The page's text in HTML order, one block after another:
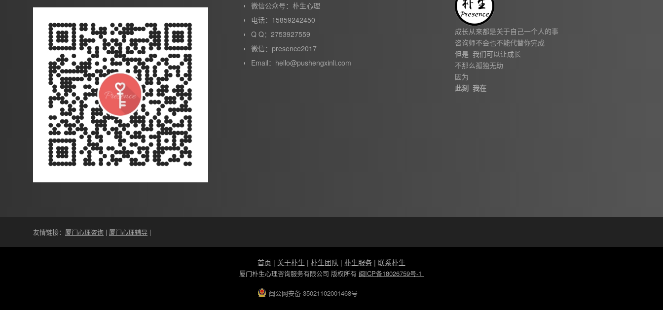
微信公众号：朴生心理
电话：15859242450
Q Q：2753927559
微信：presence2017
Email：hello@pushengxinli.com
成长从来都是关于自己一个人的事
咨询师不会也不能代替你完成
但是 我们可以让成长
不那么孤独无助
因为
此刻 我在
友情链接： 厦门心理咨询 | 厦门心理辅导 |
首页 | 关于朴生 | 朴生团队 | 朴生服务 | 联系朴生
厦门朴生心理咨询服务有限公司 版权所有 闽ICP备18026759号-1
闽公网安备 35021102001468号